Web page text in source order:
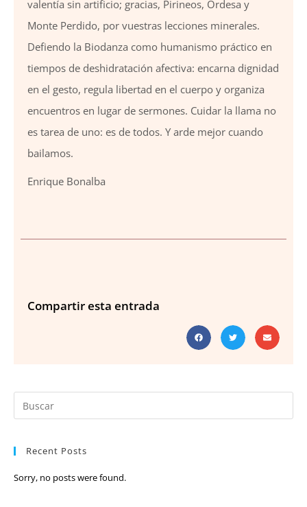
valentía sin artificio; gracias, Pirineos, Ordesa y
Monte Perdido, por vuestras lecciones minerales.
Defiendo la Biodanza como humanismo práctico en
tiempos de deshidratación afectiva: encarna dignidad
en el gesto, regula libertad en el cuerpo y organiza
encuentros en lugar de sermones. Cuidar la llama no
es tarea de uno: es de todos. Y arde mejor cuando
bailamos.
Enrique Bonalba
Compartir esta entrada
Recent Posts
Sorry, no posts were found.